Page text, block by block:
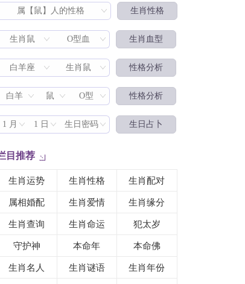
生肖配对
属【鼠】人的性格 生肖性格
生肖鼠 O型血 生肖血型
白羊座 生肖鼠 性格分析
白羊 鼠 O型 性格分析
1 月 1 日 生日密码 生日占卜
目推荐
生肖运势 生肖性格 生肖配对
属相婚配 生肖爱情 生肖缘分
生肖查询 生肖命运 犯太岁
守护神 本命年 本命佛
生肖名人 生肖谜语 生肖年份